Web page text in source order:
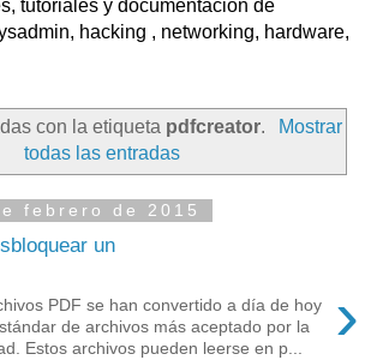
tutoriales y documentación de
hacking , networking, hardware,
con la etiqueta pdfcreator.
Mostrar
todas las entradas
febrero de 2015
un
›
PDF se han convertido a día de hoy
de archivos más aceptado por la
Estos archivos pueden leerse en p...